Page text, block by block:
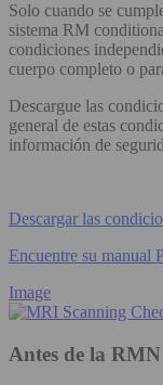
Solo cuando se
sistema RM
condiciones
cuerpo completo o
Descargue las
general de estas
información de
Descargar las
Encuentre su manual
Image
Antes de la RMN